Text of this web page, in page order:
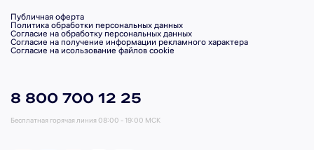
Публичная оферта
Политика обработки персональных данных
Согласие на обработку персональных данных
Согласие на получение информации рекламного характера
Согласие на исользование файлов cookie
8 800 700 12 25
Бесплатная горячая линия 08:00 - 19:00 МСК